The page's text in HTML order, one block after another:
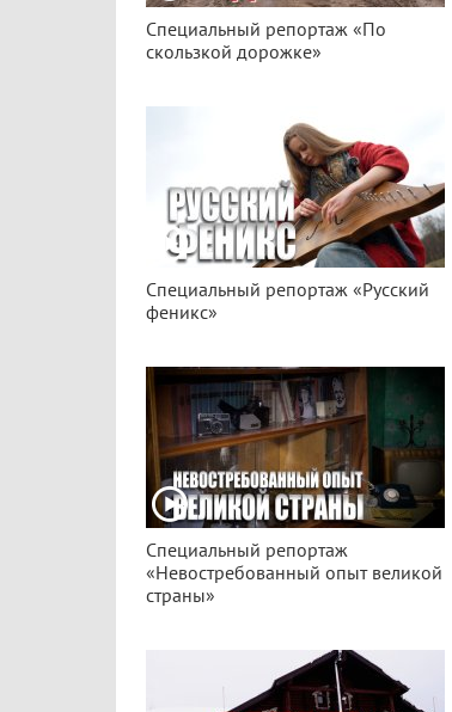
Специальный репортаж «По
скользкой дорожке»
Специальный репортаж «Русский
феникс»
Специальный репортаж
«Невостребованный опыт великой
страны»